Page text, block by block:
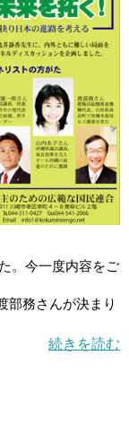
。今一度内容をご
部務さんが決まり
続きを読む